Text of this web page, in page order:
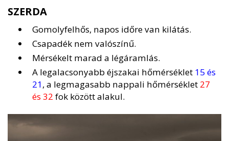
SZERDA
Gomolyfelhős, napos időre van kilátás.
Csapadék nem valószínű.
Mérsékelt marad a légáramlás.
A legalacsonyabb éjszakai hőmérséklet 15 és
21, a legmagasabb nappali hőmérséklet 27
és 32 fok között alakul.